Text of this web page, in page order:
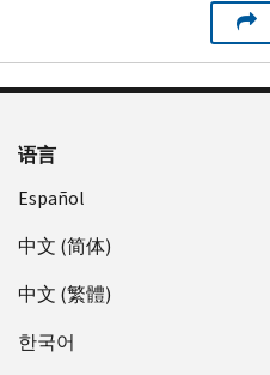
语言
Español
中文 (简体)
中文 (繁體)
한국어